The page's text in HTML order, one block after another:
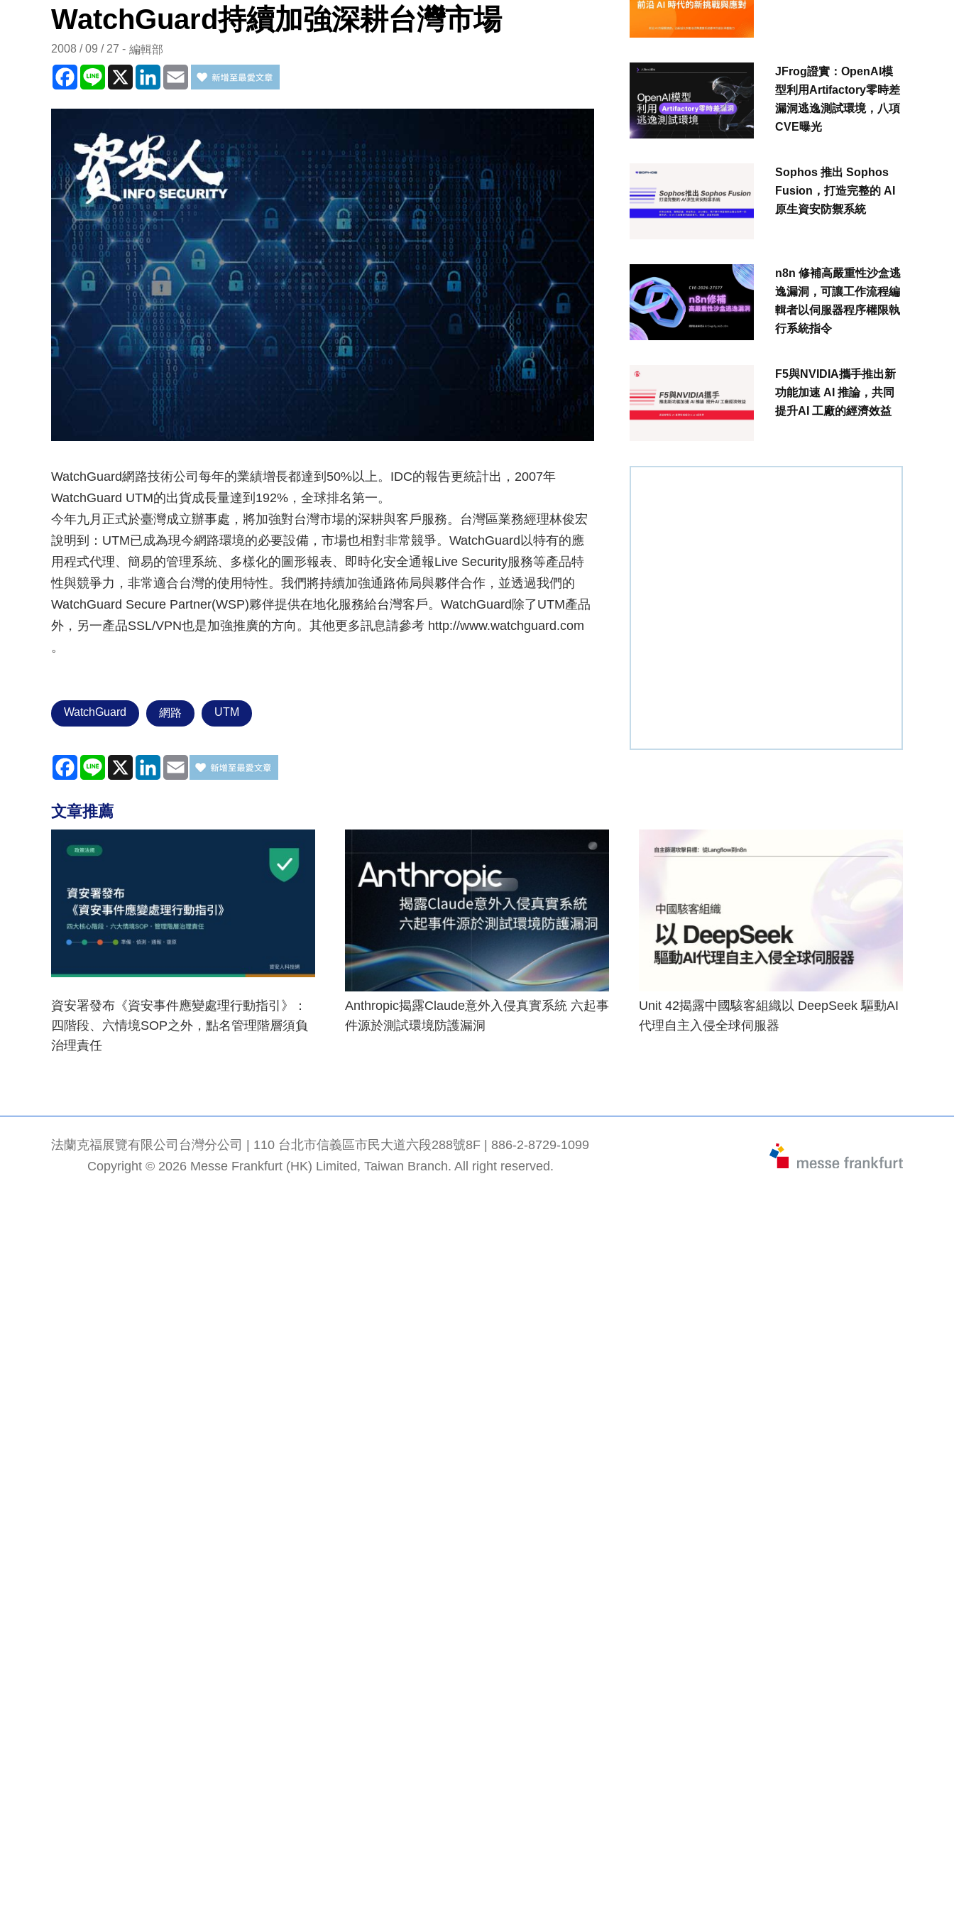
WatchGuard持續加強深耕台灣市場
2008 / 09 / 27 編輯部
Facebook
Line X LinkedInEmail
WatchGuard網路技術公司每年的業績增長都達到50%以上。IDC的報告更統計出，2007年
WatchGuard UTM的出貨成長量達到192%，全球排名第一。
今年九月正式於臺灣成立辦事處，將加強對台灣市場的深耕與客戶服務。台灣區業務經理林俊宏
說明到：UTM已成為現今網路環境的必要設備，市場也相對非常競爭。WatchGuard以特有的應
用程式代理、簡易的管理系統、多樣化的圖形報表、即時化安全通報Live Security服務等產品特
性與競爭力，非常適合台灣的使用特性。我們將持續加強通路佈局與夥伴合作，並透過我們的
WatchGuard Secure Partner(WSP)夥伴提供在地化服務給台灣客戶。WatchGuard除了UTM產品
外，另一產品SSL/VPN也是加強推廣的方向。其他更多訊息請參考 http://www.watchguard.com
。
WatchGuard 網路 UTM
Facebook
Line X LinkedInEmail
JFrog證實：OpenAI模
型利用Artifactory零時差
漏洞逃逸測試環境，八項
CVE曝光
Sophos 推出 Sophos
Fusion，打造完整的 AI
原生資安防禦系統
n8n 修補高嚴重性沙盒逃
逸漏洞，可讓工作流程編
輯者以伺服器程序權限執
行系統指令
F5與NVIDIA攜手推出新
功能加速 AI 推論，共同
提升AI 工廠的經濟效益
文章推薦
資安署發布《資安事件應變處理行動指引》：
四階段、六情境SOP之外，點名管理階層須負
治理責任
Anthropic揭露Claude意外入侵真實系統 六起事
件源於測試環境防護漏洞
Unit 42揭露中國駭客組織以 DeepSeek 驅動AI
代理自主入侵全球伺服器
法蘭克福展覽有限公司台灣分公司 | 110 台北市信義區市民大道六段288號8F | 886-2-8729-1099
Copyright © 2026 Messe Frankfurt (HK) Limited, Taiwan Branch. All right reserved.